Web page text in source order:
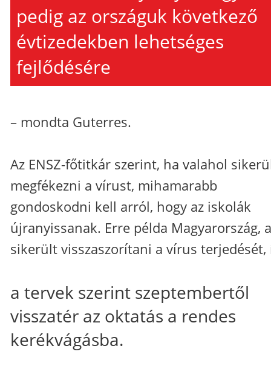
pedig az országuk következő
évtizedekben lehetséges
fejlődésére
– mondta Guterres.
Az ENSZ-főtitkár szerint, ha valahol
megfékezni a vírust, mihamarabb
gondoskodni kell arról, hogy az iskolák
újranyissanak. Erre példa Magyarország,
sikerült visszaszorítani a vírus terjedését,
a tervek szerint szeptembertől
visszatér az oktatás a rendes
kerékvágásba.